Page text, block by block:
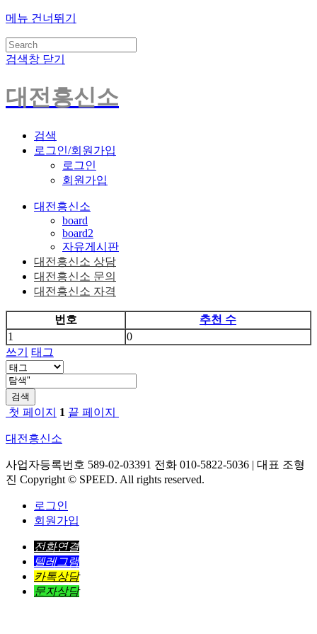
메뉴 건너뛰기
검색창 닫기
대전흥신소
검색
로그인/회원가입
로그인
회원가입
대전흥신소
board
board2
자유게시판
대전흥신소 상담
대전흥신소 문의
대전흥신소 자격
번호
추천 수
1
0
쓰기
태그
검색
첫 페이지 1 끝 페이지
대전흥신소
사업자등록번호 589-02-03391 전화 010-5822-5036 | 대표 조형
진 Copyright © SPEED. All rights reserved.
로그인
회원가입
전화연결
텔레그램
카톡상담
문자상담